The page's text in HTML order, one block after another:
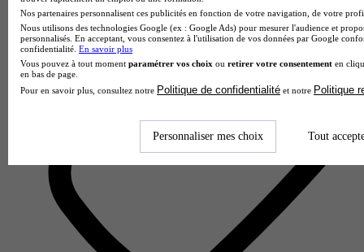
Nos partenaires personnalisent ces publicités en fonction de votre navigation, de votre
Nous utilisons des technologies Google (ex : Google Ads) pour mesurer l'audience et
personnalisés. En acceptant, vous consentez à l'utilisation de vos données par Google
confidentialité. En savoir plus
Vous pouvez à tout moment paramétrer vos choix ou retirer votre consentement en
en bas de page.
Pour en savoir plus, consultez notre Politique de confidentialité et notre Politique
Personnaliser mes choix Tout